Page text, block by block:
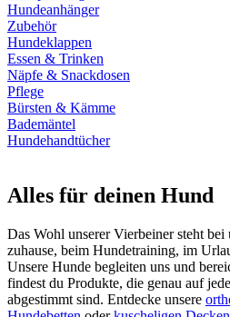
Hundeanhänger
Zubehör
Hundeklappen
Essen & Trinken
Näpfe & Snackdosen
Pflege
Bürsten & Kämme
Bademäntel
Hundehandtücher
Alles für deinen Hund
Das Wohl unserer Vierbeiner steht bei
zuhause, beim Hundetraining, im
Unsere Hunde begleiten uns und
findest du Produkte, die genau auf
abgestimmt sind. Entdecke unsere